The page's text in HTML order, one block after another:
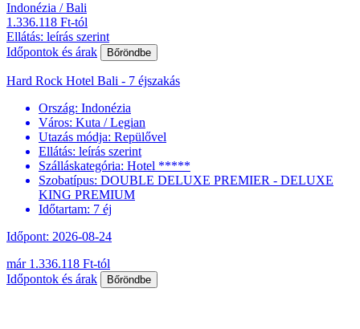
Indonézia / Bali
1.336.118 Ft-tól
Ellátás: leírás szerint
Időpontok és árak
Bőröndbe
Hard Rock Hotel Bali - 7 éjszakás
Ország: Indonézia
Város: Kuta / Legian
Utazás módja: Repülővel
Ellátás: leírás szerint
Szálláskategória: Hotel *****
Szobatípus: DOUBLE DELUXE PREMIER - DELUXE
KING PREMIUM
Időtartam: 7 éj
Időpont: 2026-08-24
már 1.336.118 Ft-tól
Időpontok és árak
Bőröndbe